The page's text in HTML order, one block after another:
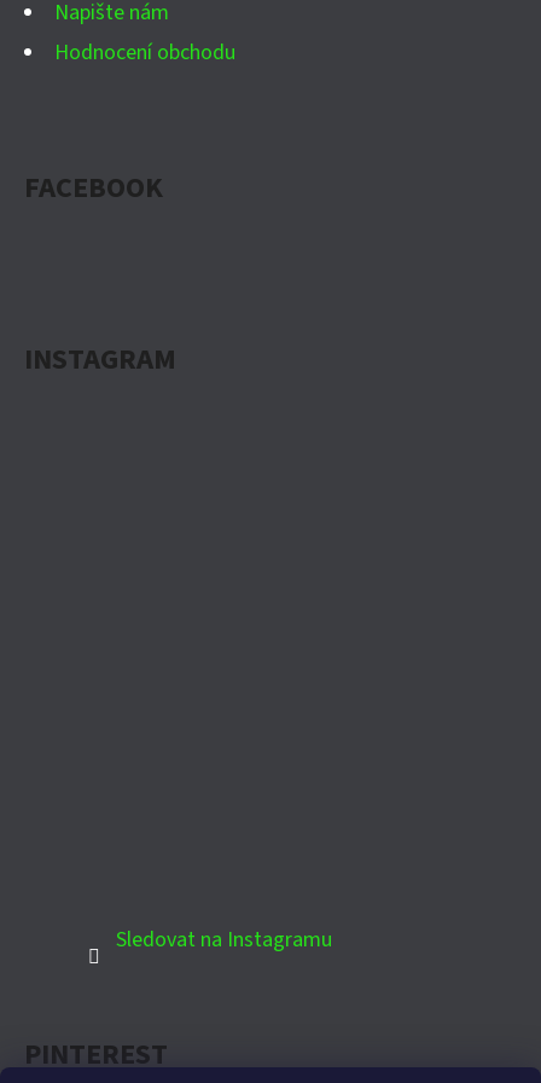
Napište nám
Hodnocení obchodu
FACEBOOK
INSTAGRAM
Sledovat na Instagramu
PINTEREST